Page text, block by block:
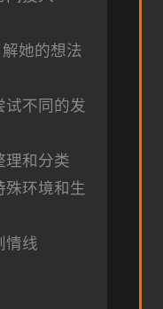
她的想法
试不同的发
理和分类
殊环境和生
情线